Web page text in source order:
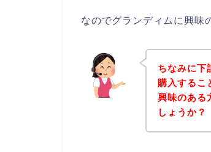
なのでグランディムに興味
ちなみに下
購入するこ
興味のある
しょうか？